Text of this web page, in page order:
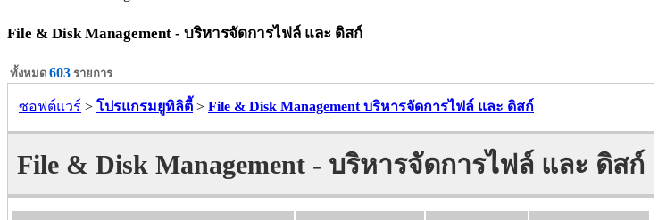
File & Disk Management - บริหารจัดการไฟล์ และ ดิสก์
ทั้งหมด 603 รายการ
ซอฟต์แวร์ > โปรแกรมยูทิลิตี้ > File & Disk Management บริหารจัดการไฟล์ และ ดิสก์
File & Disk Management - บริหารจัดการไฟล์ และ ดิสก์